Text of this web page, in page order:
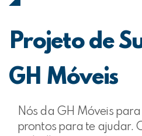
Projeto de
GH Móveis
Nós da GH Móveis
prontos para te ajudar.